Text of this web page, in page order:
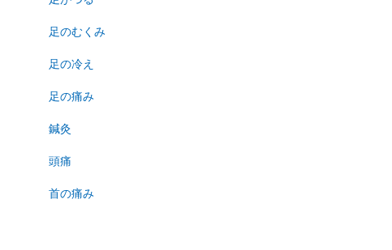
足のむくみ
足の冷え
足の痛み
鍼灸
頭痛
首の痛み